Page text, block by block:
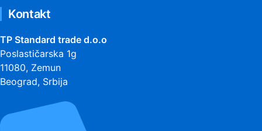
Kontakt
TP Standard trade d.o.o
Poslastičarska 1g
11080, Zemun
Beograd, Srbija